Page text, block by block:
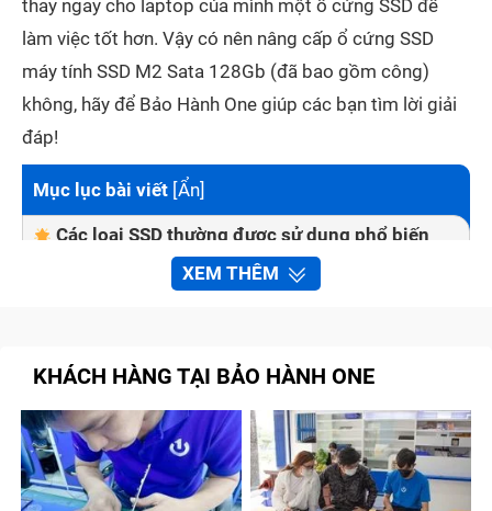
thay ngay cho laptop của mình một ổ cứng SSD để
làm việc tốt hơn. Vậy có nên nâng cấp ổ cứng SSD
máy tính SSD M2 Sata 128Gb (đã bao gồm công)
không, hãy để Bảo Hành One giúp các bạn tìm lời giải
đáp!
Mục lục bài viết [Ẩn]
Các loại SSD thường được sử dụng phổ biến
M.2 SSD
Dấu hiệu nhận biết cần nâng cấp SSD máy tính
SSD M2 Sata 128Gb (đã bao gồm công)
Nguyên nhân ổ cứng SSD máy tính SSD M2
Sata 128Gb (đã bao gồm công) bị hỏng?
XEM THÊM
KHÁCH HÀNG TẠI BẢO HÀNH ONE